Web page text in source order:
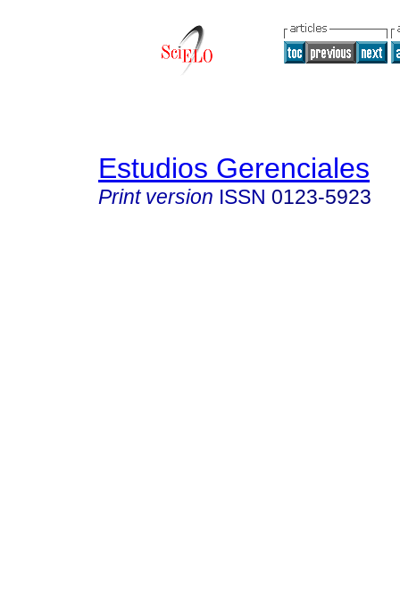
Estudios Gerenciales
Print version ISSN 0123-5923